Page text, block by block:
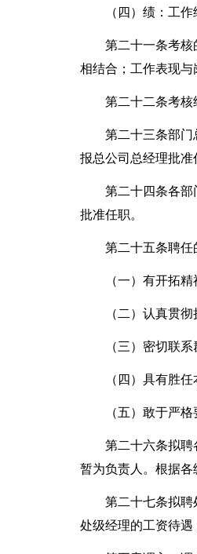
（四）绩：工
第二十一条考
相结合；工作表现与
第二十二条考核
第二十三条部
报总公司总经理批准
第二十四条各
批准任职。
第二十五条聘任
（一）有开拓
（二）认真贯
（三）密切联
（四）具有胜
（五）敢于严
第二十六条拟
暂为负责人。根据各
第二十七条拟
处级经理的工资待遇